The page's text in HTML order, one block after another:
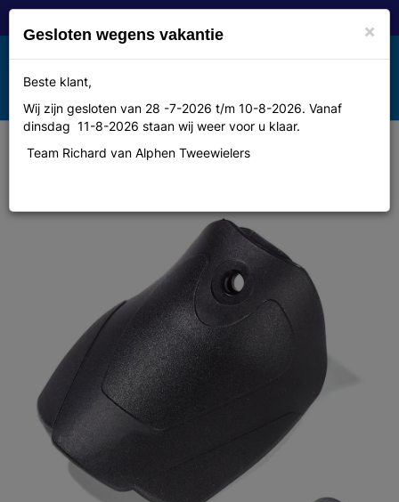
Toggle
navigation
MENU
Spatlap Sks pro zwart 65mm
×
Gesloten wegens vakantie
Beste klant,
Wij zijn gesloten van 28 -7-2026 t/m 10-8-2026. Vanaf
dinsdag 11-8-2026 staan wij weer voor u klaar.
Team Richard van Alphen Tweewielers